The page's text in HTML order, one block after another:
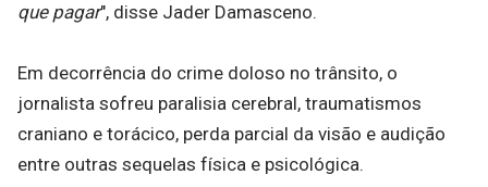
que pagar", disse Jader Damasceno.
Em decorrência do crime doloso no trânsito, o
jornalista sofreu paralisia cerebral, traumatismos
craniano e torácico, perda parcial da visão e audição
entre outras sequelas física e psicológica.